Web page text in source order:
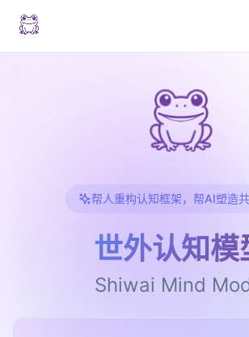
帮人重构认知框架，帮AI塑造
世外认知模
Shiwai Mind